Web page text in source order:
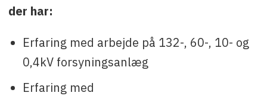
der har:
Erfaring med arbejde på 132-, 60-, 10- og
0,4kV forsyningsanlæg
Erfaring med